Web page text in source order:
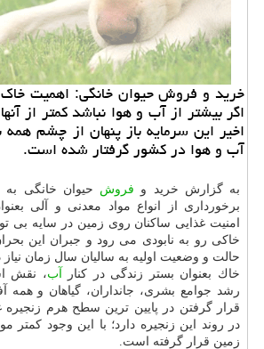
خرید و فروش حیوان خانگی: اهمیت خاك
اگر بیشتر از آب و هوا نباشد كمتر از
اخیر این سرمایه باز پنهان از چشم
آب و هوا در كشور گرفتار شده است.
به گزارش خرید و فروش حیوان خانگی به
برخورداری از انواع مواد معدنی و آلی
امنیت غذایی ساكنان روی زمین در سایه بی
خاكی رو به نابودی می رود و جبران این
حالت و وضعیت اولیه به سالیان سال زمان نیاز
خاك بعنوان بستر زندگی در كنار آب، نقش
رشد جوامع بشری، جانداران، گیاهان و همه
قرار گرفتن در پایین ترین سطح هرم
در روند این زنجیره دارد؛ با این وجود كمتر
زمین قرار گرفته است.